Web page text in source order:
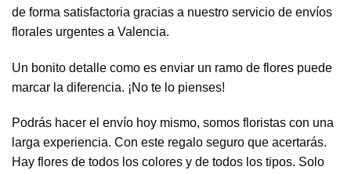
de forma satisfactoria gracias a nuestro servicio de envíos
florales urgentes a Valencia.
Un bonito detalle como es enviar un ramo de flores puede
marcar la diferencia. ¡No te lo pienses!
Podrás hacer el envío hoy mismo, somos floristas con una
larga experiencia. Con este regalo seguro que acertarás.
Hay flores de todos los colores y de todos los tipos. Solo